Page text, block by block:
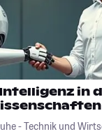
in
- Technik und